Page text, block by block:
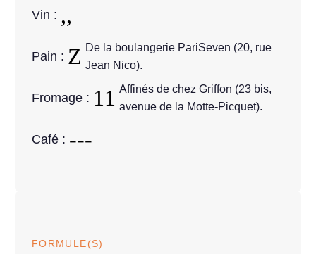
Vin :
Pain :
De la boulangerie PariSeven (20, rue
Jean Nico).
Fromage :
Affinés de chez Griffon (23 bis,
avenue de la Motte-Picquet).
Café :
FORMULE(S)